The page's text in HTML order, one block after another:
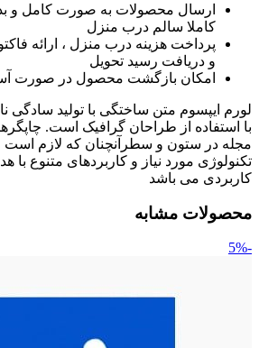
ارسال محصولات به صورت کامل و
کاملا سالم درب منزل
پرداخت هزینه درب منزل ، ارائه
و دریافت رسید تحویل
امکان بازگشت محصول در صورت
لورم ایپسوم متن ساختگی با تولید
با استفاده از طراحان گرافیک است.
مجله در ستون و سطرآنچنان که لازم است
تکنولوژی مورد نیاز و کاربردهای متنوع با
کاربردی می باشد
محصولات مشابه
-5%